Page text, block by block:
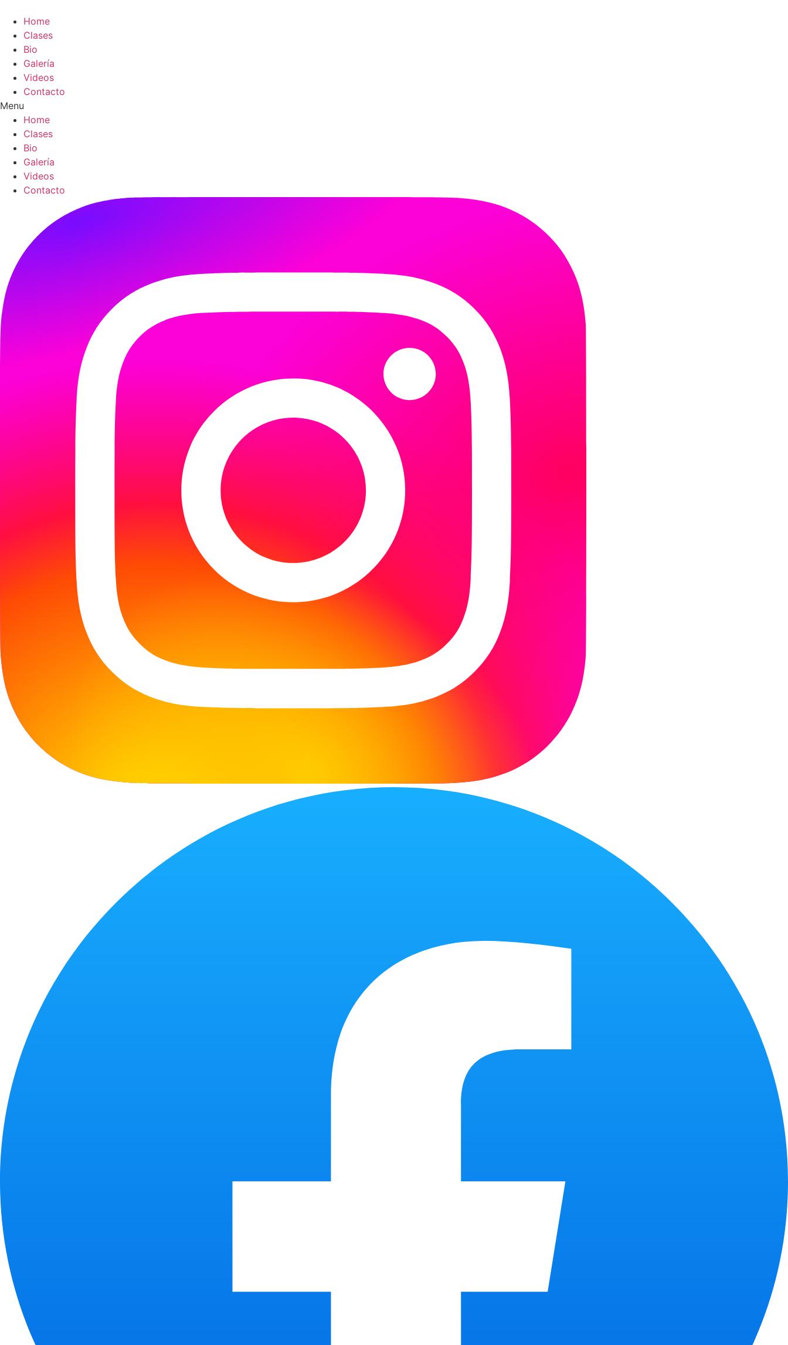
content
Home
Clases
Bio
Galería
Videos
Contacto
Menu
Home
Clases
Bio
Galería
Videos
Contacto